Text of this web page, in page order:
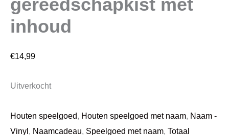
gereedschapkist met
inhoud
€14,99
Uitverkocht
Houten speelgoed, Houten speelgoed met naam, Naam -
Vinyl, Naamcadeau, Speelgoed met naam, Totaal